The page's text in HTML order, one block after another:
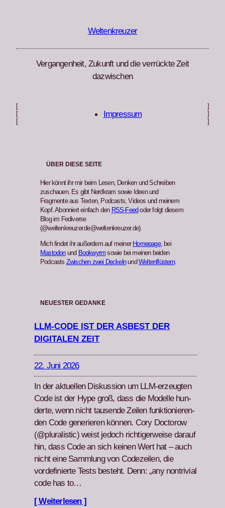
Weltenkreuzer
Vergangenheit, Zukunft und die verrückte Zeit
dazwischen
Impressum
ÜBER DIESE SEITE
Hier könnt ihr mir beim Lesen, Denken und Schreiben
zuschauen. Es gibt Nerdkram sowie Ideen und
Fragmente aus Texten, Podcasts, Videos und meinem
Kopf. Abonniert einfach den RSS-Feed oder folgt diesem
Blog im Fediverse
(@weltenkreuzer.de@weltenkreuzer.de).
Mich findet ihr außerdem auf meiner Homepage, bei
Mastodonund Bookwyrm sowie bei meinen beiden
Podcasts Zwischen zwei DeckelnundWeltenflüstern.
NEUESTER GEDANKE
LLM-CODE IST DER ASBEST DER
DIGITALEN ZEIT
22. Juni 2026
In der aktuellen Diskus­sion um LLM-erzeugten
Code ist der Hype groß, dass die Mod­elle hun­
derte, wenn nicht tausende Zeilen funk­tion­ieren­
den Code gener­ieren kön­nen. Cory Doc­torow
(@pluralistic) weist jedoch richtiger­weise darauf
hin, dass Code an sich keinen Wert hat – auch
nicht eine Samm­lung von Codezeilen, die
vordefinierte Tests beste­ht. Denn: „any non­triv­ial
code has to…
[ Weiterlesen ]